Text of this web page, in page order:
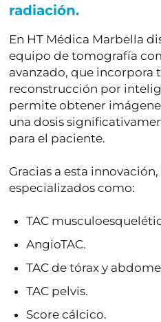
radiación.
En HT Médica Marbella
equipo de tomografía
avanzado, que incorpora
reconstrucción por
permite obtener
una dosis
para el paciente.
Gracias a esta
especializados como:
TAC
AngioTAC.
TAC de tórax y
TAC pelvis.
Score cálcico.